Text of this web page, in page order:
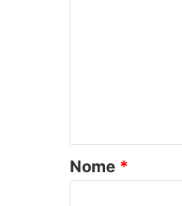
o
*
Nome *